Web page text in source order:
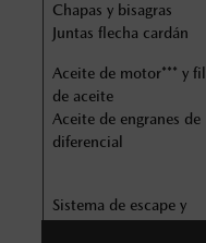
Chapas y bisagras
Juntas flecha cardán
Aceite de motor*** y
de aceite
Aceite de engranes de
diferencial
Sistema de escape y